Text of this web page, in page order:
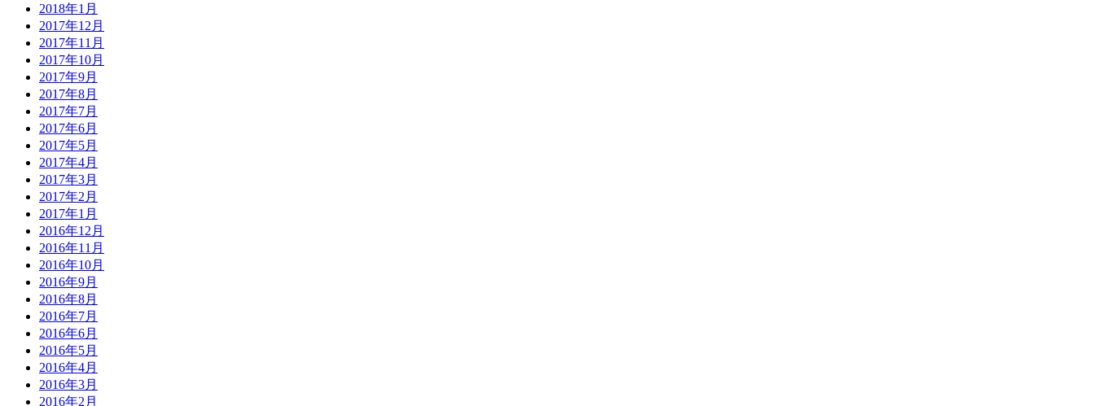
2018年1月
2017年12月
2017年11月
2017年10月
2017年9月
2017年8月
2017年7月
2017年6月
2017年5月
2017年4月
2017年3月
2017年2月
2017年1月
2016年12月
2016年11月
2016年10月
2016年9月
2016年8月
2016年7月
2016年6月
2016年5月
2016年4月
2016年3月
2016年2月